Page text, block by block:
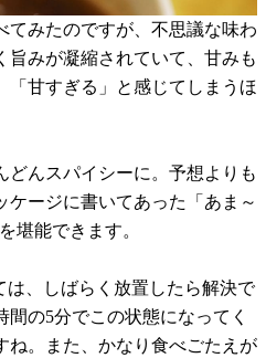
てみたのですが、不思議な味わ
旨みが凝縮されていて、甘みも
「甘すぎる」と感じてしまうほ
どんスパイシーに。予想よりも
ケージに書いてあった「あま～
堪能できます。
は、しばらく放置したら解決で
の5分でこの状態になってく
。また、かなり食べごたえが